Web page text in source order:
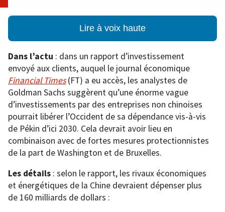
Lire à voix haute
Dans l’actu : dans un rapport d’investissement
envoyé aux clients, auquel le journal économique
Financial Times(FT) a eu accès, les analystes de
Goldman Sachs suggèrent qu’une énorme vague
d’investissements par des entreprises non chinoises
pourrait libérer l’Occident de sa dépendance vis-à-vis
de Pékin d’ici 2030. Cela devrait avoir lieu en
combinaison avec de fortes mesures protectionnistes
de la part de Washington et de Bruxelles.
Les détails : selon le rapport, les rivaux économiques
et énergétiques de la Chine devraient dépenser plus
de 160 milliards de dollars :